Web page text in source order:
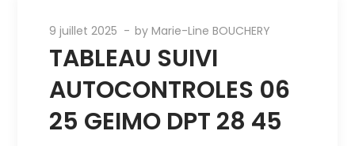
9 juillet 2025 byMarie-Line BOUCHERY
TABLEAU SUIVI
AUTOCONTROLES 06
25 GEIMO DPT 28 45